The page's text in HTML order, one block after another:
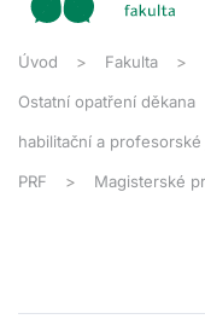
Úvod Fakulta
Ostatní opatření děkana
habilitační a
PRF Magisterské